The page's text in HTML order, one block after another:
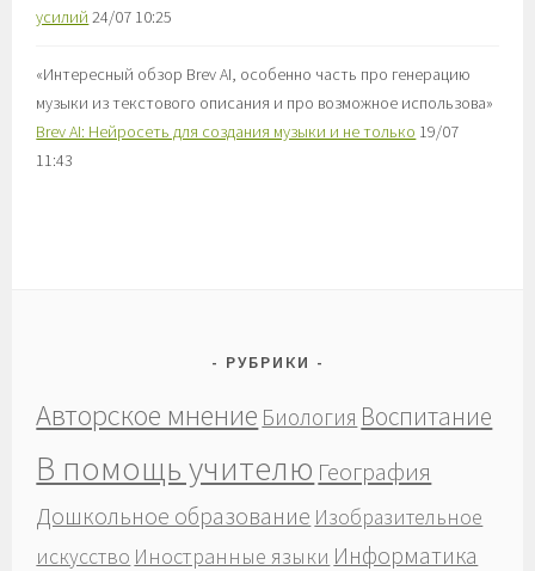
усилий 24/07 10:25
«Интересный обзор Brev AI, особенно часть про генерацию
музыки из текстового описания и про возможное использова»
Brev AI: Нейросеть для создания музыки и не только 19/07
11:43
РУБРИКИ
Авторское мнение Биология Воспитание
В помощь учителю География
Дошкольное образование Изобразительное
искусство Иностранные языки Информатика